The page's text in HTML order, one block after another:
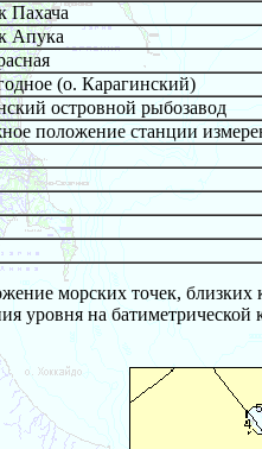
Пахача
Апука
(о. Карагинский)
островной рыбозавод
положение станции
морских точек,
уровня на батиметрической